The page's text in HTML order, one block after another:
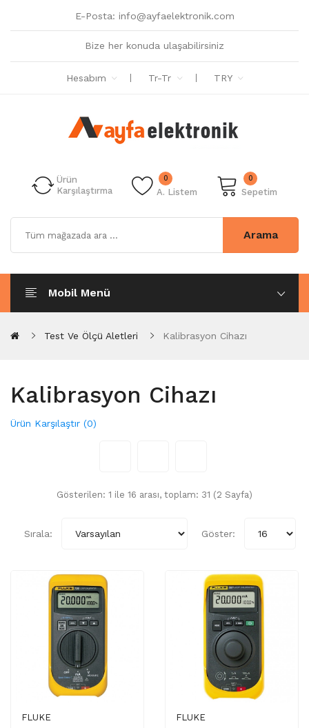
E-Posta: info@ayfaelektronik.com
Bize her konuda ulaşabilirsiniz
Hesabım Tr-Tr TRY
Ürün
Karşılaştırma
A. Listem
0 0
Sepetim
Arama
Mobil Menü
Test Ve Ölçü Aletleri Kalibrasyon Cihazı
Kalibrasyon Cihazı
Ürün Karşılaştır (0)
Gösterilen: 1 ile 16 arası, toplam: 31 (2 Sayfa)
Sırala: Göster:
FLUKE FLUKE